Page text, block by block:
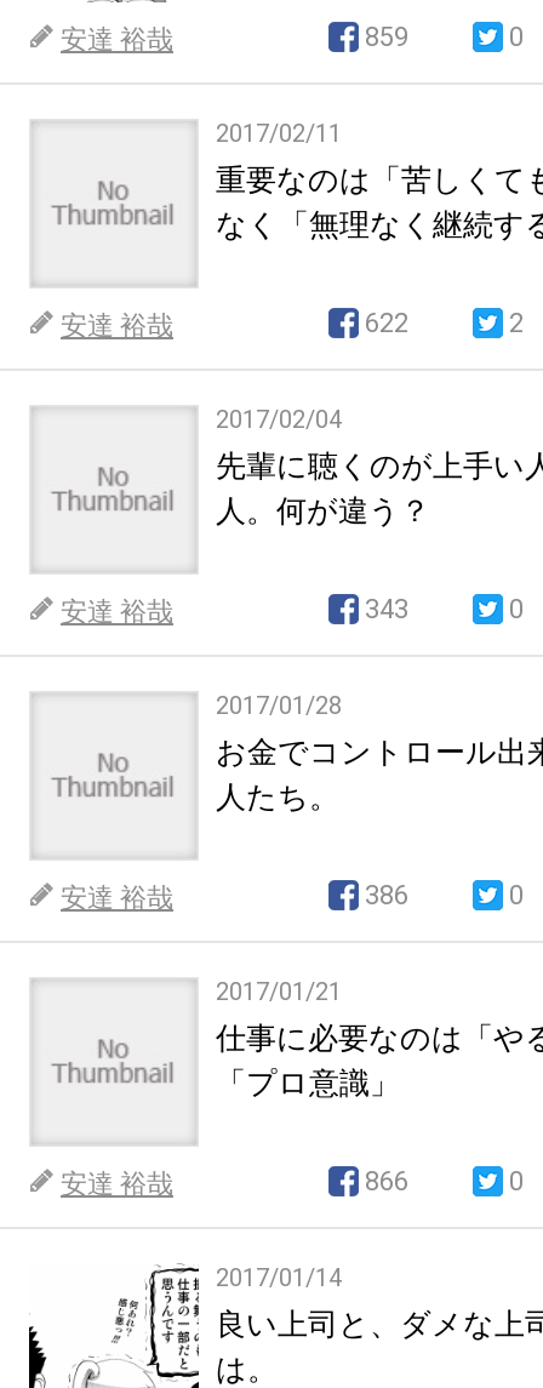
安達 裕哉 859 0
2017/02/11
重要なのは「苦しくて
なく「無理なく継続す
安達 裕哉 622 2
2017/02/04
先輩に聴くのが上手い
人。何が違う？
安達 裕哉 343 0
2017/01/28
お金でコントロール出
人たち。
安達 裕哉 386 0
2017/01/21
仕事に必要なのは「や
「プロ意識」
安達 裕哉 866 0
2017/01/14
良い上司と、ダメな上
は。